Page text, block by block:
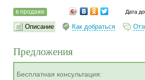
в продаже Дата
Описание Как добраться
Предложения
Бесплатная консультация: